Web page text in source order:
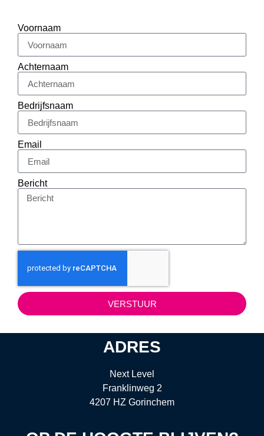
Voornaam
Achternaam
Bedrijfsnaam
Email
Bericht
VERSTUUR
ADRES
Next Level
Franklinweg 2
4207 HZ Gorinchem